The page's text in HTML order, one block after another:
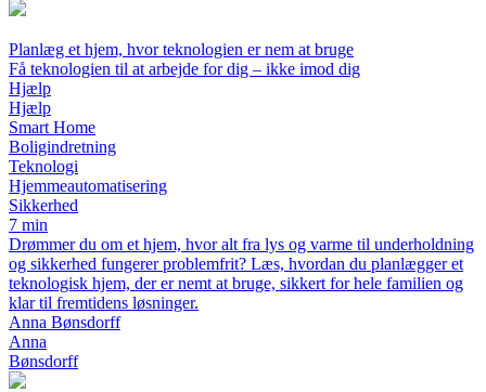
Planlæg et hjem, hvor teknologien er nem at bruge
Få teknologien til at arbejde for dig – ikke imod dig
Hjælp
Hjælp
Smart Home
Boligindretning
Teknologi
Hjemmeautomatisering
Sikkerhed
7 min
Drømmer du om et hjem, hvor alt fra lys og varme til underholdning
og sikkerhed fungerer problemfrit? Læs, hvordan du planlægger et
teknologisk hjem, der er nemt at bruge, sikkert for hele familien og
klar til fremtidens løsninger.
Anna Bønsdorff
Anna
Bønsdorff